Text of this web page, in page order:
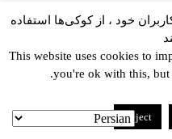
خط مشی استفاده مجاز از
خود ، از کوکی‌ها استفاده
This website uses cookies to
you're ok with this,
Reject